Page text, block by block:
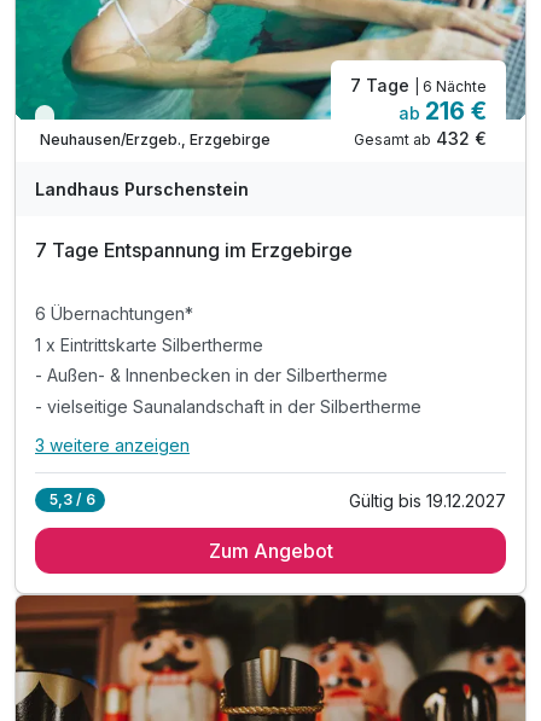
Viele Termine frei
Neuhausen/Erzgeb., Erzgebirge
7 Tage | 6 Nächte
ab 216 €
Gesamt ab 432 €
Landhaus Purschenstein
7 Tage Entspannung im Erzgebirge
6 Übernachtungen*
1 x Eintrittskarte Silbertherme
- Außen- & Innenbecken in der Silbertherme
- vielseitige Saunalandschaft in der Silbertherme
Alle Inklusivleistungen
1 x Eintrittskarte Silbertherme
- vielseitige Saunalandschaft in der Silbertherme
& liebevoll gestaltete Ruhebereiche & Liegewiese
inkl. Parkplatz am Hotel
inkl. W-LAN
3 weitere anzeigen
5,3 / 6 Gültig bis 19.12.2027
Zum Angebot